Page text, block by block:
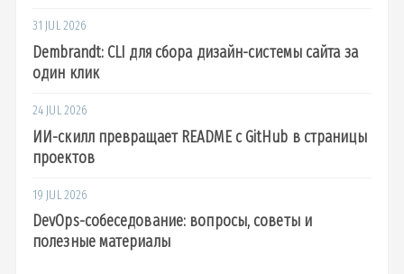
31 JUL 2026
Dembrandt: CLI для сбора дизайн-системы сайта за
один клик
24 JUL 2026
ИИ-скилл превращает README с GitHub в страницы
проектов
19 JUL 2026
DevOps-собеседование: вопросы, советы и
полезные материалы